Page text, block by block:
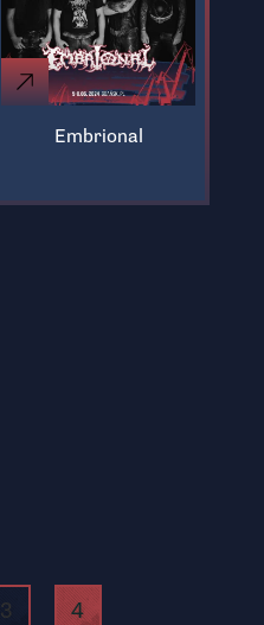
Embrional
3 4